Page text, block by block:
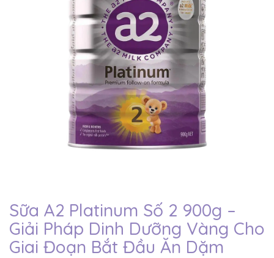
Sữa A2 Platinum Số 2 900g –
Giải Pháp Dinh Dưỡng Vàng Cho
Giai Đoạn Bắt Đầu Ăn Dặm